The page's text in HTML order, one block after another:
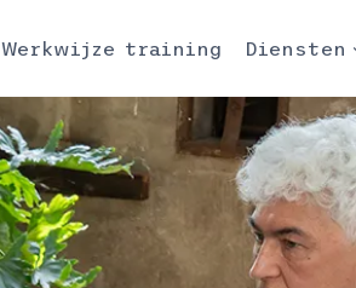
Werkwijze training Diensten